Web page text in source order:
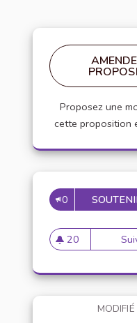
Proposez une
cette proposition
0
20
20 abonnés